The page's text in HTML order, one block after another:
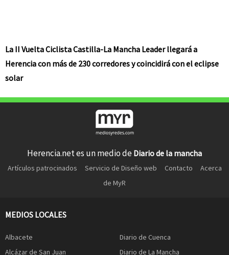
La II Vuelta Ciclista Castilla-La Mancha Leader llegará a
Herencia con más de 230 corredores y coincidirá con el eclipse
solar
Herencia.net es un medio de Diario de la mancha
Artículos patrocinados Servicio de Diseño web Contacto
Acerca
de MyR
MEDIOS LOCALES
Albacete
Alcázar de San Juan
Diario de Cuenca
Diario de La Mancha